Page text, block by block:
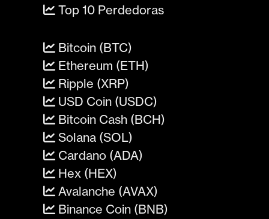
Top 10 Perdedoras
Bitcoin (BTC)
Ethereum (ETH)
Ripple (XRP)
USD Coin (USDC)
Bitcoin Cash (BCH)
Solana (SOL)
Cardano (ADA)
Hex (HEX)
Avalanche (AVAX)
Binance Coin (BNB)